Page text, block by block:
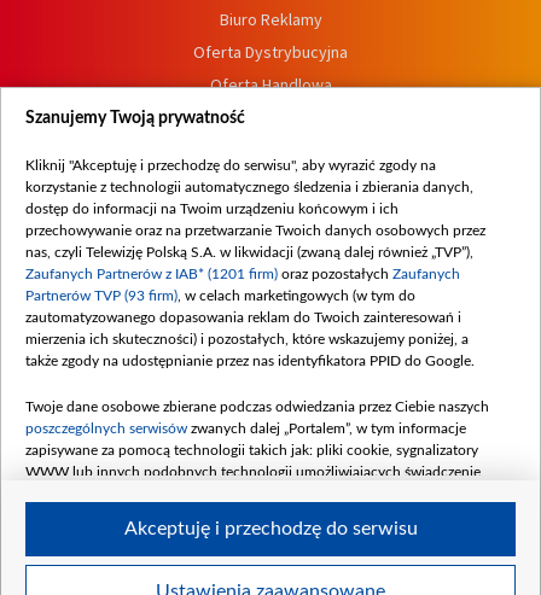
Biuro Reklamy
Oferta Dystrybucyjna
Oferta Handlowa
Dostępność
Procedura zgłoszeń wewnętrznych
Szanujemy Twoją prywatność
Kliknij "Akceptuję i przechodzę do serwisu", aby wyrazić zgody na
korzystanie z technologii automatycznego śledzenia i zbierania danych,
dostęp do informacji na Twoim urządzeniu końcowym i ich
przechowywanie oraz na przetwarzanie Twoich danych osobowych przez
nas, czyli Telewizję Polską S.A. w likwidacji (zwaną dalej również „TVP”),
Zaufanych Partnerów z IAB* (1201 firm) oraz pozostałych Zaufanych
Partnerów TVP (93 firm) , w celach marketingowych (w tym do
zautomatyzowanego dopasowania reklam do Twoich zainteresowań i
mierzenia ich skuteczności) i pozostałych, które wskazujemy poniżej, a
także zgody na udostępnianie przez nas identyfikatora PPID do Google.
Twoje dane osobowe zbierane podczas odwiedzania przez Ciebie naszych
poszczególnych serwisów zwanych dalej „Portalem”, w tym informacje
zapisywane za pomocą technologii takich jak: pliki cookie, sygnalizatory
WWW lub innych podobnych technologii umożliwiających świadczenie
Twoje dane osobowe zbierane podczas odwiedzania przez Ciebie
Akceptuję i przechodzę do serwisu